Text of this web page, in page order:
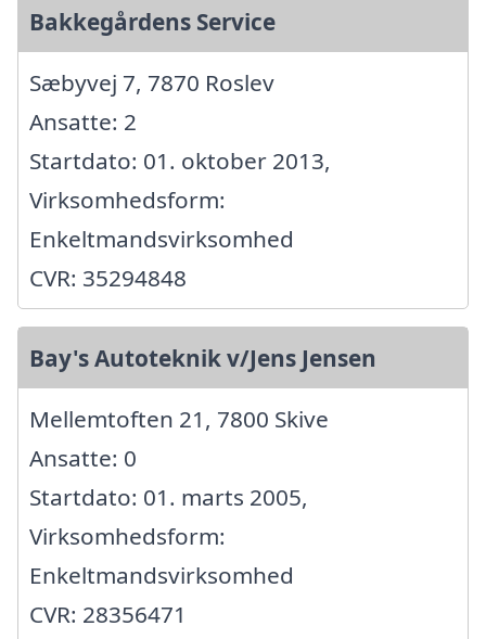
Bakkegårdens Service
Sæbyvej 7, 7870 Roslev
Ansatte: 2
Startdato: 01. oktober 2013,
Virksomhedsform:
Enkeltmandsvirksomhed
CVR: 35294848
Bay's Autoteknik v/Jens Jensen
Mellemtoften 21, 7800 Skive
Ansatte: 0
Startdato: 01. marts 2005,
Virksomhedsform:
Enkeltmandsvirksomhed
CVR: 28356471